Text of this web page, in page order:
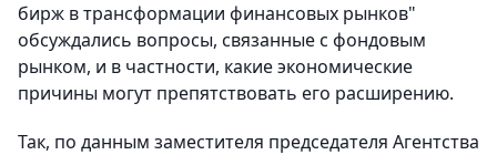
бирж в трансформации финансовых рынков"
обсуждались вопросы, связанные с фондовым
рынком, и в частности, какие экономические
причины могут препятствовать его расширению.
Так, по данным заместителя председателя Агентства